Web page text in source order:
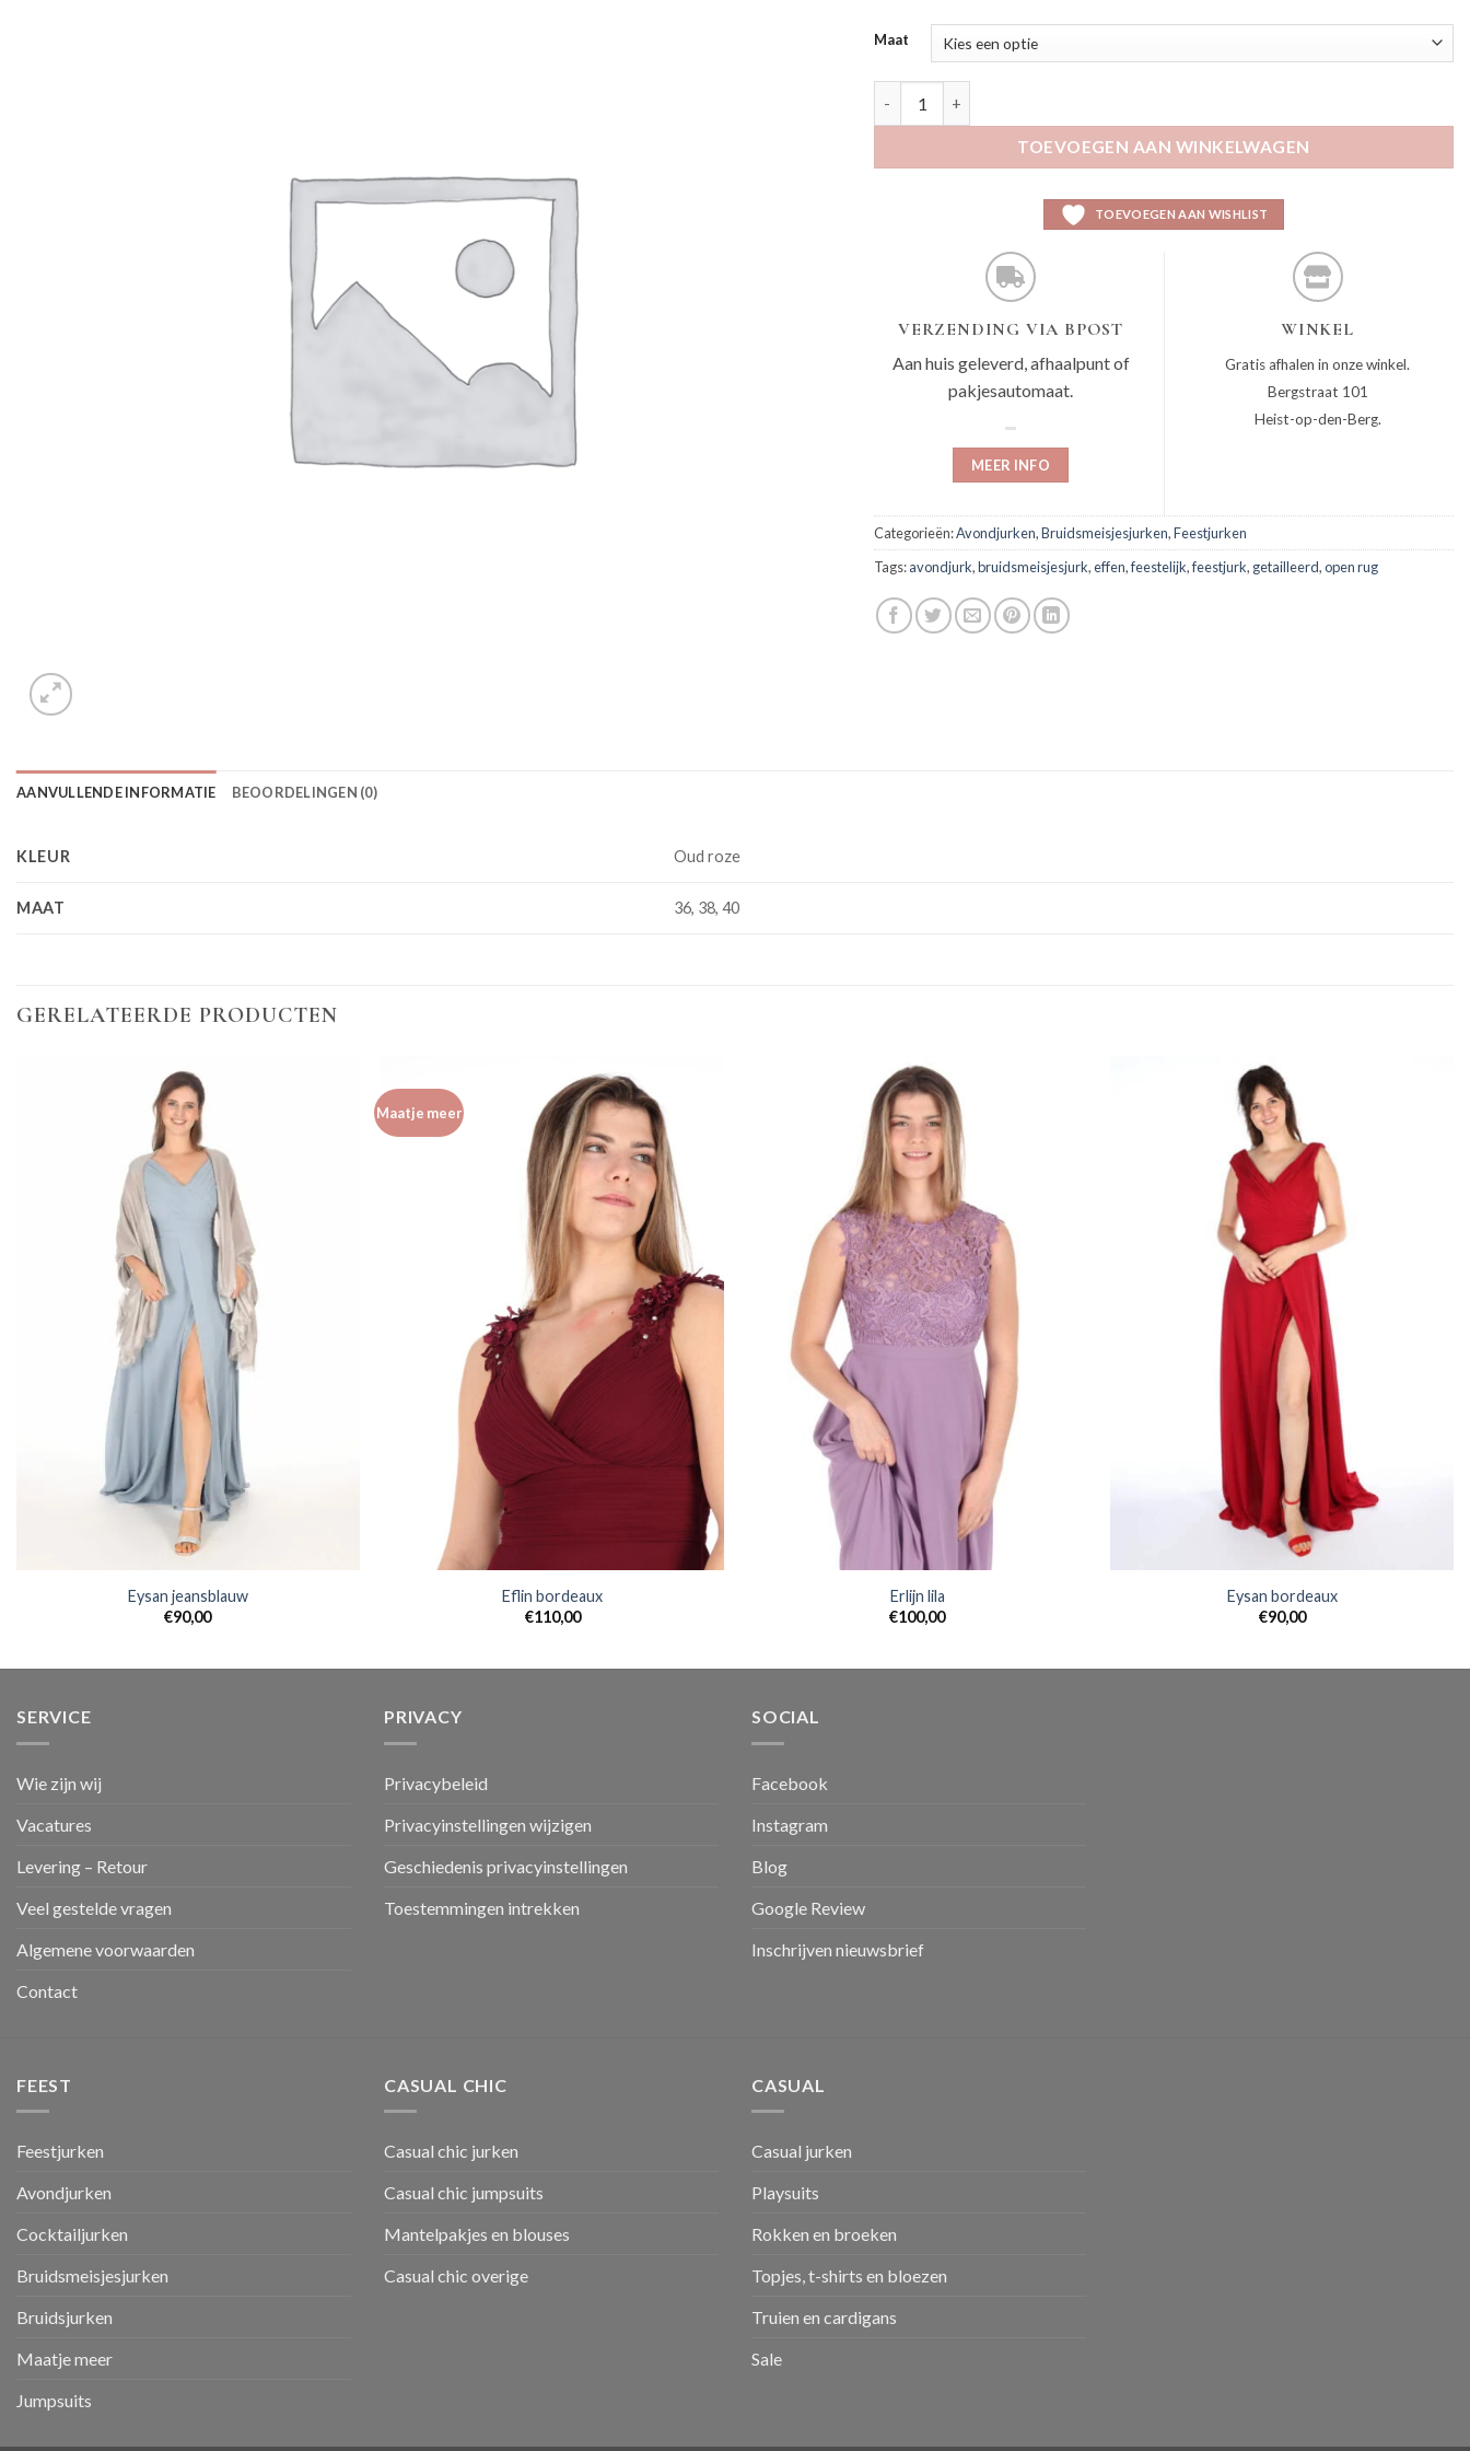
Maat
TOEVOEGEN AAN WINKELWAGEN
TOEVOEGEN AAN WISHLIST
VERZENDING VIA BPOST
Aan huis geleverd, afhaalpunt of
pakjesautomaat.
MEER INFO
WINKEL
Gratis afhalen in onze winkel.
Bergstraat 101
Heist-op-den-Berg.
Categorieën:Avondjurken,Bruidsmeisjesjurken,Feestjurken
Tags:avondjurk,bruidsmeisjesjurk,effen,feestelijk,feestjurk, getailleerd,open rug
AANVULLENDE INFORMATIE BEOORDELINGEN (0)
KLEUR Oud roze
MAAT 36, 38, 40
GERELATEERDE PRODUCTEN
Eysan jeansblauw
€90,00
Maatje meer
Eflin bordeaux
€110,00
Erlijn lila
€100,00
Eysan bordeaux
€90,00
SERVICE
Wie zijn wij
Vacatures
Levering – Retour
Veel gestelde vragen
Algemene voorwaarden
Contact
PRIVACY
Privacybeleid
Privacyinstellingen wijzigen
Geschiedenis privacyinstellingen
Toestemmingen intrekken
SOCIAL
Facebook
Instagram
Blog
Google Review
Inschrijven nieuwsbrief
FEEST
Feestjurken
Avondjurken
Cocktailjurken
Bruidsmeisjesjurken
Bruidsjurken
Maatje meer
Jumpsuits
CASUAL CHIC
Casual chic jurken
Casual chic jumpsuits
Mantelpakjes en blouses
Casual chic overige
CASUAL
Casual jurken
Playsuits
Rokken en broeken
Topjes, t-shirts en bloezen
Truien en cardigans
Sale